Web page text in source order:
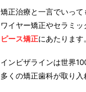
矯正治療と一言でいって
ワイヤー矯正やセラミ
ピース矯正にあたります。
インビザラインは世界
多くの矯正歯科が取り入